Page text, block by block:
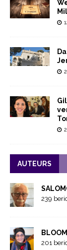
AUTEURS
239
BLOOM
201